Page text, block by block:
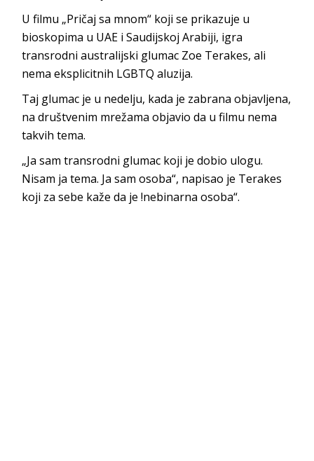
U filmu „Pričaj sa mnom“ koji se prikazuje u
bioskopima u UAE i Saudijskoj Arabiji, igra
transrodni australijski glumac Zoe Terakes, ali
nema eksplicitnih LGBTQ aluzija.
Taj glumac je u nedelju, kada je zabrana objavljena,
na društvenim mrežama objavio da u filmu nema
takvih tema.
„Ja sam transrodni glumac koji je dobio ulogu.
Nisam ja tema. Ja sam osoba“, napisao je Terakes
koji za sebe kaže da je !nebinarna osoba“.